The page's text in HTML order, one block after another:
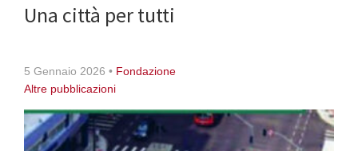
Una città per tutti
5 Gennaio 2026 • Fondazione
Altre pubblicazioni